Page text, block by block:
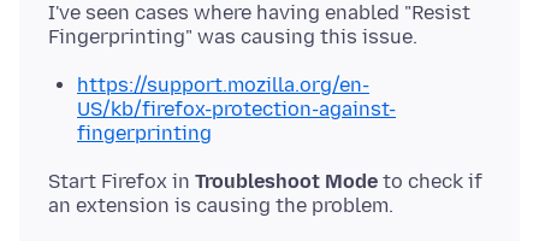
I've seen cases where having enabled "Resist
https://support.mozilla.org/en-
US/kb/firefox-protection-against-
fingerprinting
Start Firefox in Troubleshoot Mode to check if